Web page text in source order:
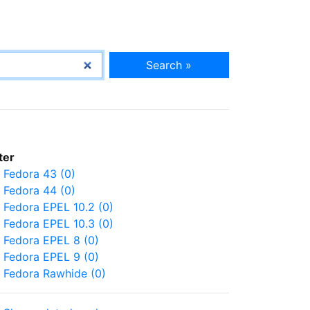
Search »
Fedora 43 (0)
Fedora 44 (0)
Fedora EPEL 10.2 (0)
Fedora EPEL 10.3 (0)
Fedora EPEL 8 (0)
Fedora EPEL 9 (0)
Fedora Rawhide (0)